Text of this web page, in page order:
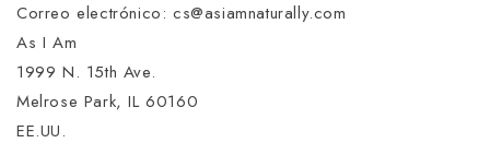
Correo electrónico: cs@asiamnaturally.com
As I Am
1999 N. 15th Ave.
Melrose Park, IL 60160
EE.UU.